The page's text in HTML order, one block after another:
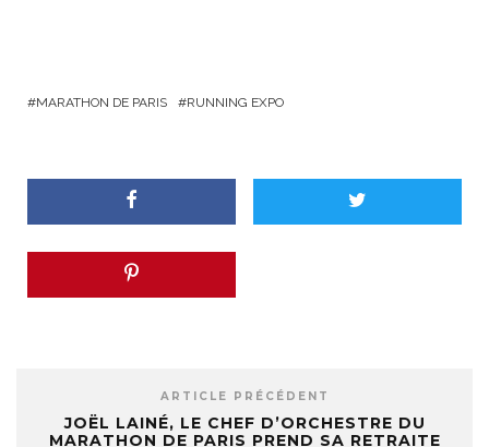
MARATHON DE PARIS RUNNING EXPO
ARTICLE PRÉCÉDENT
JOËL LAINÉ, LE CHEF D’ORCHESTRE DU
MARATHON DE PARIS PREND SA RETRAITE